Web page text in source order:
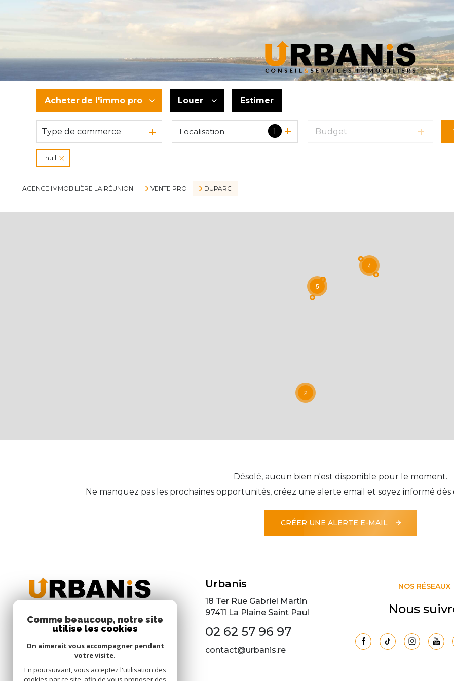
Acheter de l'immo pro
De l'ancien
De l'immo pro
Louer
à l'année
Estimer
Type de commerce 1
Localisation Budget
null
AGENCE IMMOBILIÈRE LA RÉUNION VENTE PRO DUPARC
2
4
5
Désolé, aucun bien n'est disponible pour le moment.
Ne manquez pas les prochaines opportunités, créez une alerte email et soyez informé
CRÉER UNE ALERTE E-MAIL
Urbanis
18 Ter Rue Gabriel Martin
97411 La Plaine Saint Paul
02 62 57 96 97
contact@urbanis.re
NOS RÉSEAUX
Nous
Comme beaucoup, notre site
utilise les cookies
On aimerait vous accompagner pendant
votre visite.
En poursuivant, vous acceptez l'utilisation des